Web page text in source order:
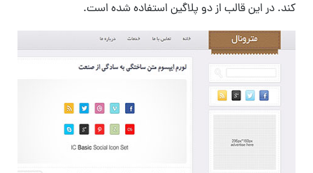
کند. در این قالب از دو پلاگین استفاده شده است.